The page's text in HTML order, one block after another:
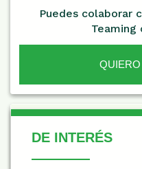
Puedes colaborar
Teaming
De Interés
DE INTERÉS